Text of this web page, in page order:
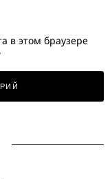
в этом браузере